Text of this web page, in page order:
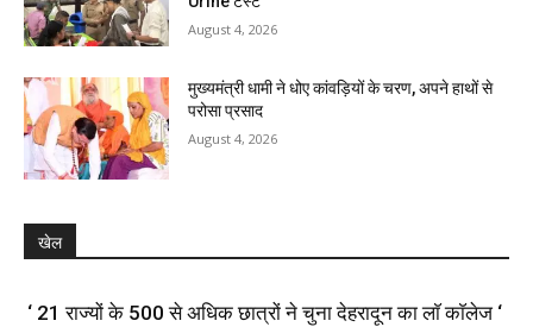
August 4, 2026
मुख्यमंत्री धामी ने धोए कांवड़ियों के चरण, अपने हाथों से
परोसा प्रसाद
August 4, 2026
खेल
‘ 21 राज्यों के 500 से अधिक छात्रों ने चुना देहरादून का लाॅ काॅलेज ‘